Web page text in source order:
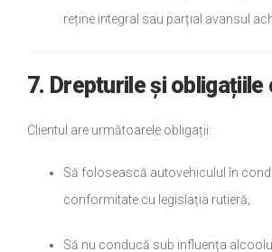
reține integral sau parțial avansul
7. Drepturile și obligațiile
Clientul are următoarele obligații:
Să folosească autovehiculul în
conformitate cu legislația rutieră;
Să nu conducă sub influența